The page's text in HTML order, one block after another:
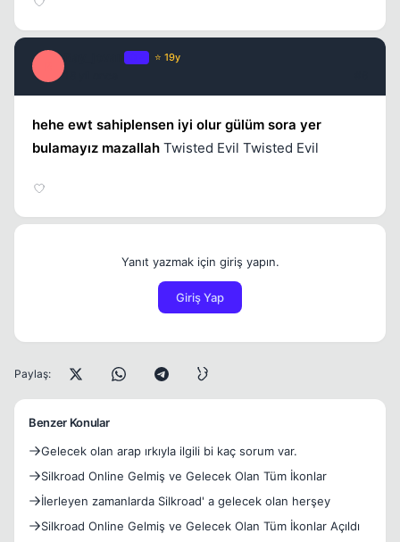
⭐ 19y
hehe ewt sahiplensen iyi olur gülüm sora yer
bulamayız mazallah Twisted Evil Twisted Evil
Yanıt yazmak için giriş yapın.
Giriş Yap
Paylaş:
Benzer Konular
Gelecek olan arap ırkıyla ilgili bi kaç sorum var.
Silkroad Online Gelmiş ve Gelecek Olan Tüm İkonlar
İlerleyen zamanlarda Silkroad' a gelecek olan herşey
Silkroad Online Gelmiş ve Gelecek Olan Tüm İkonlar Açıldı